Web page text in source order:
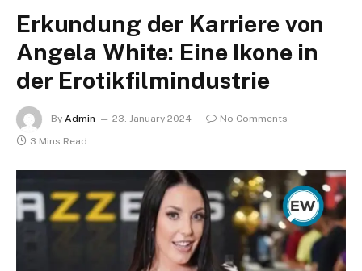
Erkundung der Karriere von
Angela White: Eine Ikone in
der Erotikfilmindustrie
By Admin 23. January 2024
No Comments
3 Mins Read